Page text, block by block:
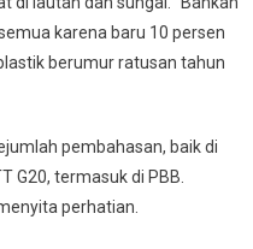
karena baru 10 persen
berumur ratusan tahun
pembahasan, baik di
G20, termasuk di PBB.
perhatian.